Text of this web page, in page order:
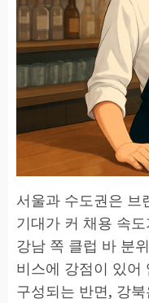
서울과 수도권은 브
기대가 커 채용 속
강남 쪽 클럽 바 분
비스에 강점이 있어
구성되는 반면, 강